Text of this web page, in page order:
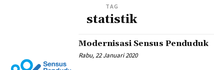
TAG
statistik
Modernisasi Sensus Penduduk
Rabu, 22 Januari 2020